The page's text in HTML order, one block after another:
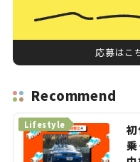
応募はこ
Recommend
初
乗
Lifestyle